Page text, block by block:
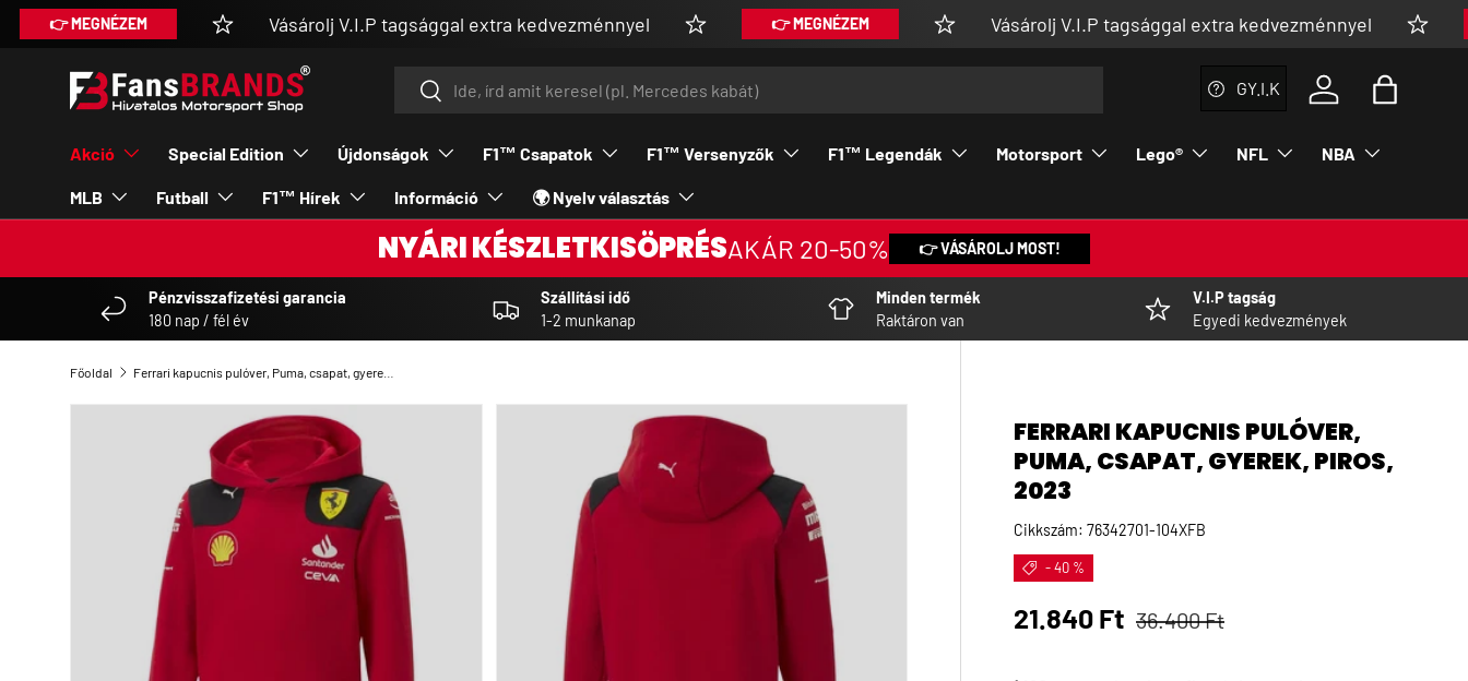
UGRÁS A TARTALOMRA
Vásárolj V.I.P tagsággal extra kedvezménnyel 👉 MEGNÉZEM Vásárolj V.I.P tagsággal extra kedvezménnyel 👉
KeresésKeresés GY.I.K
Bejelentkezés a
Táska
Akció Special Edition Újdonságok F1™ Csapatok F1™ Versenyzők F1™ Legendák Motorsport Lego® NFL NBA
MLB Futball F1™ Hírek Információ 🌍 Nyelv választás
NYÁRI KÉSZLETKISÖPRÉSAKÁR 20-50% 👉 VÁSÁROLJ MOST!
Pénzvisszafizetési garancia
180 nap / fél év
Szállítási idő
1-2 munkanap
Minden termék
Raktáron van
V.I.P tagság
Egyedi kedvezmények
Főoldal Ferrari kapucnis pulóver, Puma, csapat, gyerek, piros, 2023
FERRARI KAPUCNIS PULÓVER,
PUMA, CSAPAT, GYEREK, PIROS,
2023
Cikkszám: 76342701-104XFB
- 40 %
Eladási ár
21.840 Ft Normál ár
36.400 Ft